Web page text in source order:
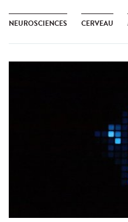
NEUROSCIENCES CERVEAU